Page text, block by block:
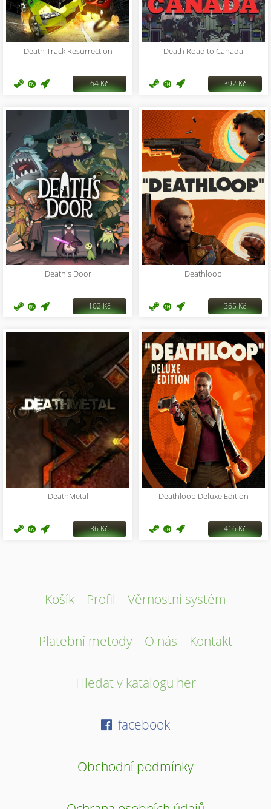
Death Track Resurrection
64 Kč
Death Road to Canada
392 Kč
Death's Door
102 Kč
Deathloop
365 Kč
DeathMetal
36 Kč
Deathloop Deluxe Edition
416 Kč
Košík Profil Věrnostní systém
Platební metody O nás Kontakt
Hledat v katalogu her
facebook
Obchodní podmínky